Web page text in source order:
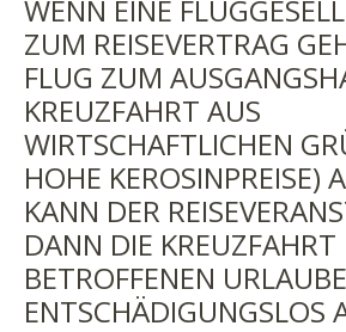
WENN EINE
ZUM REISEVERTRAG
FLUG ZUM
KREUZFAHRT AUS
WIRTSCHAFTLICHEN
HOHE KEROSINPREISE)
KANN DER
DANN DIE KREUZFAHRT
BETROFFENEN
ENTSCHÄDIGUNGSLOS